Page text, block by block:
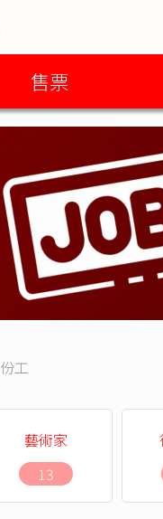
售票
份工
藝術家
13